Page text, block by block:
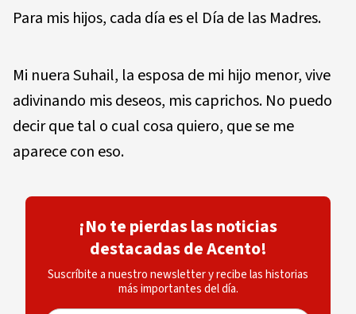
Para mis hijos, cada día es el Día de las Madres.
Mi nuera Suhail, la esposa de mi hijo menor, vive
adivinando mis deseos, mis caprichos. No puedo
decir que tal o cual cosa quiero, que se me
aparece con eso.
¡No te pierdas las noticias
destacadas de Acento!
Suscríbite a nuestro newsletter y recibe las historias
más importantes del día.